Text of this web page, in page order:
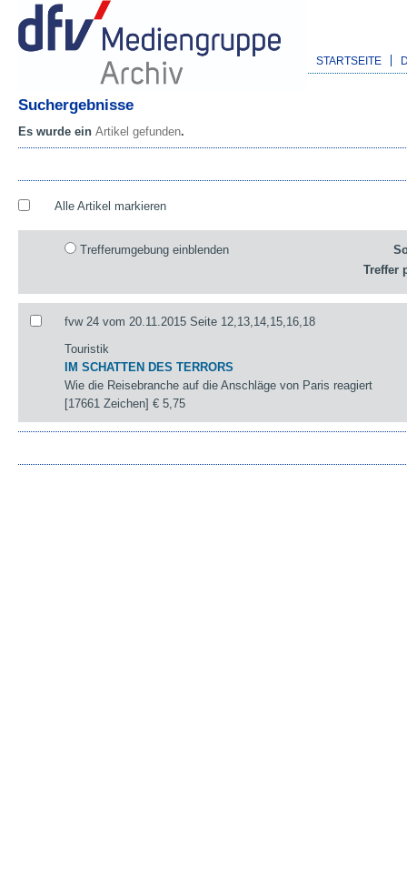
STARTSEITE
Suchergebnisse
Es wurde ein Artikel gefunden.
Alle Artikel markieren
Trefferumgebung einblenden
Treffer
fvw 24 vom 20.11.2015 Seite 12,13,14,15,16,18
Touristik
IM SCHATTEN DES TERRORS
Wie die Reisebranche auf die Anschläge von Paris reagiert
[17661 Zeichen]€ 5,75